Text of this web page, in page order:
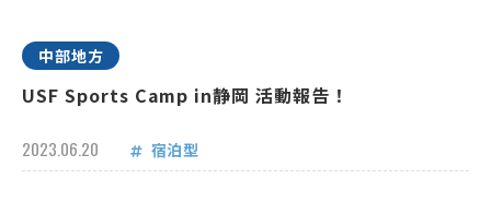
中部地方
USF Sports Camp in静岡 活動報告！
2023.06.20 宿泊型